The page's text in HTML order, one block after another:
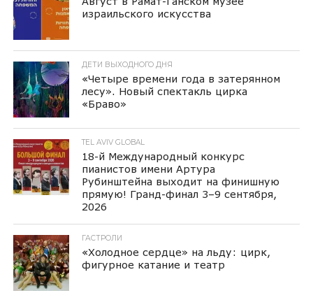
израильского искусства
ДЕТИ ВЫХОДНОГО ДНЯ
«Четыре времени года в затерянном
лесу». Новый спектакль цирка
«Браво»
TEL AVIV GLOBAL
18-й Международный конкурс
пианистов имени Артура
Рубинштейна выходит на финишную
прямую! Гранд-финал 3–9 сентября,
2026
ГАСТРОЛИ
«Холодное сердце» на льду: цирк,
фигурное катание и театр